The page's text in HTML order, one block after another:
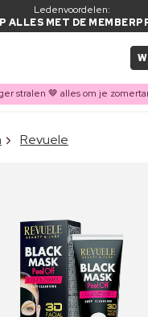
Ledenvoordelen:
ALLES MET DE
stralen 🤎 alles om je
TOEGEVOEGD AAN
Revuele